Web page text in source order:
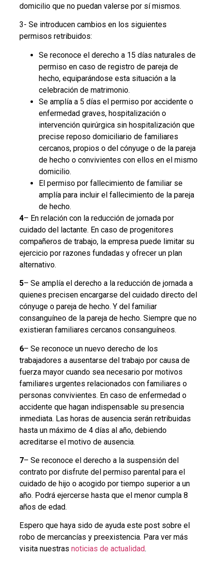
domicilio que no puedan valerse por sí mismos.
3- Se introducen cambios en los siguientes
permisos retribuidos:
Se reconoce el derecho a 15 días naturales de
permiso en caso de registro de pareja de
hecho, equiparándose esta situación a la
celebración de matrimonio.
Se amplía a 5 días el permiso por accidente o
enfermedad graves, hospitalización o
intervención quirúrgica sin hospitalización que
precise reposo domiciliario de familiares
cercanos, propios o del cónyuge o de la pareja
de hecho o convivientes con ellos en el mismo
domicilio.
El permiso por fallecimiento de familiar se
amplía para incluir el fallecimiento de la pareja
de hecho.
4– En relación con la reducción de jornada por
cuidado del lactante. En caso de progenitores
compañeros de trabajo, la empresa puede limitar su
ejercicio por razones fundadas y ofrecer un plan
alternativo.
5– Se amplía el derecho a la reducción de jornada a
quienes precisen encargarse del cuidado directo del
cónyuge o pareja de hecho. Y del familiar
consanguíneo de la pareja de hecho. Siempre que no
existieran familiares cercanos consanguíneos.
6– Se reconoce un nuevo derecho de los
trabajadores a ausentarse del trabajo por causa de
fuerza mayor cuando sea necesario por motivos
familiares urgentes relacionados con familiares o
personas convivientes. En caso de enfermedad o
accidente que hagan indispensable su presencia
inmediata. Las horas de ausencia serán retribuidas
hasta un máximo de 4 días al año, debiendo
acreditarse el motivo de ausencia.
7– Se reconoce el derecho a la suspensión del
contrato por disfrute del permiso parental para el
cuidado de hijo o acogido por tiempo superior a un
año. Podrá ejercerse hasta que el menor cumpla 8
años de edad.
Espero que haya sido de ayuda este post sobre el
robo de mercancías y preexistencia. Para ver más
visita nuestras noticias de actualidad.